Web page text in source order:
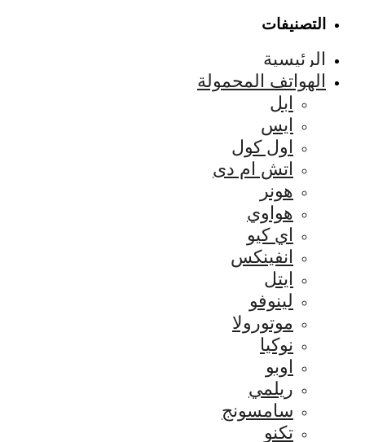
التصنيفات
الرئيسية
الهواتف المحمولة
ابل
ايس
اول كول
اتش ام دى
هونر
هواوي
اي كيو
انفينكس
ايتل
لينوفو
موتورولا
نوكيا
اوبو
ريلمي
سامسونج
تكنو